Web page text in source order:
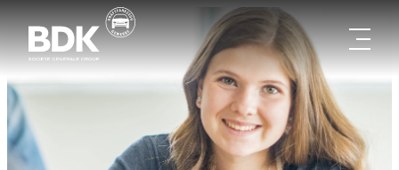
Zum
Inhalt
springen